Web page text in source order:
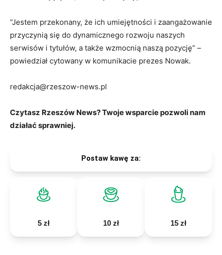
“Jestem przekonany, że ich umiejętności i zaangażowanie
przyczynią się do dynamicznego rozwoju naszych
serwisów i tytułów, a także wzmocnią naszą pozycję” –
powiedział cytowany w komunikacie prezes Nowak.
redakcja@rzeszow-news.pl
Czytasz Rzeszów News? Twoje wsparcie pozwoli nam
działać sprawniej.
Postaw kawę za:
5 zł 10 zł 15 zł